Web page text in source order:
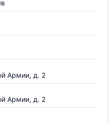
Армии, д. 2
Армии, д. 2